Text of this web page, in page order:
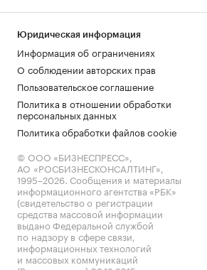
Юридическая информация
Информация об ограничениях
О соблюдении авторских прав
Пользовательское соглашение
Политика в отношении обработки
персональных данных
Политика обработки файлов cookie
© ООО «БИЗНЕСПРЕСС»,
АО «РОСБИЗНЕСКОНСАЛТИНГ»,
1995–2026. Сообщения и материалы
информационного агентства «РБК»
(свидетельство о регистрации
средства массовой информации
выдано Федеральной службой
по надзору в сфере связи,
информационных технологий
и массовых коммуникаций